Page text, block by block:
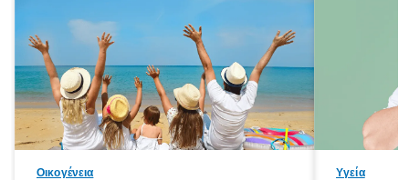
Οικογένεια Υγεία